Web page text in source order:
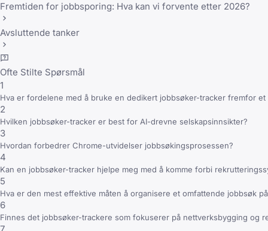
Fremtiden for jobbsporing: Hva kan vi forvente etter 2026?
Avsluttende tanker
Ofte Stilte Spørsmål
1
Hva er fordelene med å bruke en dedikert jobbsøker-tracker fremfor et
2
Hvilken jobbsøker-tracker er best for AI-drevne selskapsinnsikter?
3
Hvordan forbedrer Chrome-utvidelser jobbsøkingsprosessen?
4
Kan en jobbsøker-tracker hjelpe meg med å komme forbi
5
Hva er den mest effektive måten å organisere et omfattende jobbsøk
6
Finnes det jobbsøker-trackere som fokuserer på nettverksbygging og
7